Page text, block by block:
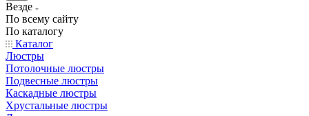
Везде
По всему сайту
По каталогу
Каталог
Люстры
Потолочные люстры
Подвесные люстры
Каскадные люстры
Хрустальные люстры